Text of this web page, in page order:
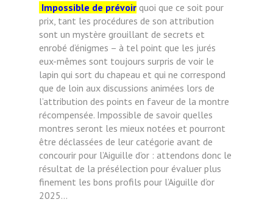
Impossible de prévoir quoi que ce soit pour
prix, tant les procédures de son attribution
sont un mystère grouillant de secrets et
enrobé d’énigmes – à tel point que les jurés
eux-mêmes sont toujours surpris de voir le
lapin qui sort du chapeau et qui ne correspond
que de loin aux discussions animées lors de
l’attribution des points en faveur de la montre
récompensée. Impossible de savoir quelles
montres seront les mieux notées et pourront
être déclassées de leur catégorie avant de
concourir pour l’Aiguille d’or : attendons donc le
résultat de la présélection pour évaluer plus
finement les bons profils pour l’Aiguille d’or
2025…